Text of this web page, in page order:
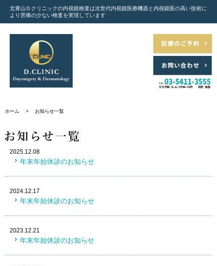
北青山Ｄクリニックの内視鏡検査は次世代内視鏡医療機器と 内視鏡医の高い技術に
より苦痛の少ない検査を実現しています
ホーム > お知らせ一覧
2025.12.08
年末年始休診のお知らせ
2024.12.17
年末年始休診のお知らせ
2023.12.21
年末年始休診のお知らせ